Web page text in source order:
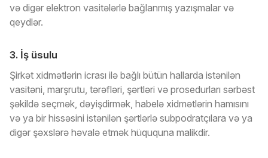
və digər elektron vasitələrlə bağlanmış yazışmalar və
qeydlər.
3. İş üsulu
Şirkət xidmətlərin icrası ilə bağlı bütün hallarda istənilən
vasitəni, marşrutu, tərəfləri, şərtləri və prosedurları sərbəst
şəkildə seçmək, dəyişdirmək, habelə xidmətlərin hamısını
və ya bir hissəsini istənilən şərtlərlə subpodratçılara və ya
digər şəxslərə həvalə etmək hüququna malikdir.